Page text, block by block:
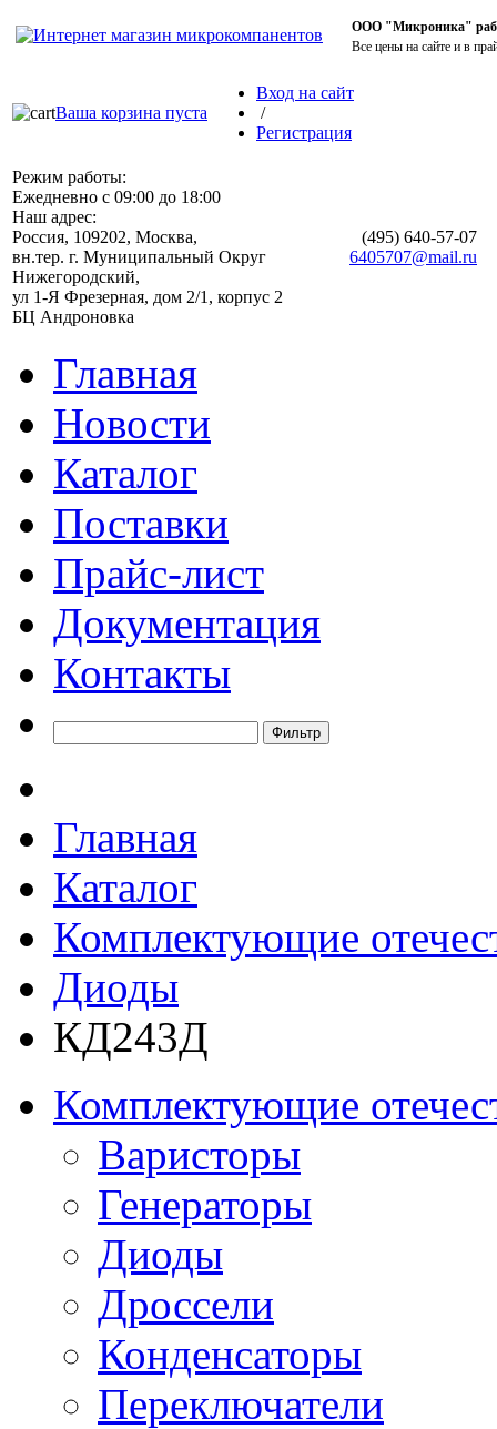
ООО "Микроника"
Все цены на сайте и в
Ваша корзина пуста
Вход на сайт
/
Регистрация
Режим работы:
Ежедневно с 09:00 до 18:00
Наш адрес:
Россия, 109202, Москва,
вн.тер. г. Муниципальный Округ
Нижегородский,
ул 1-Я Фрезерная, дом 2/1, корпус 2
БЦ Андроновка
(495) 640-57-07
6405707@mail.ru
Главная
Новости
Каталог
Поставки
Прайс-лист
Документация
Контакты
Главная
Каталог
Комплектующие
Диоды
КД243Д
Комплектующие
Варисторы
Генераторы
Диоды
Дроссели
Конденсаторы
Переключатели